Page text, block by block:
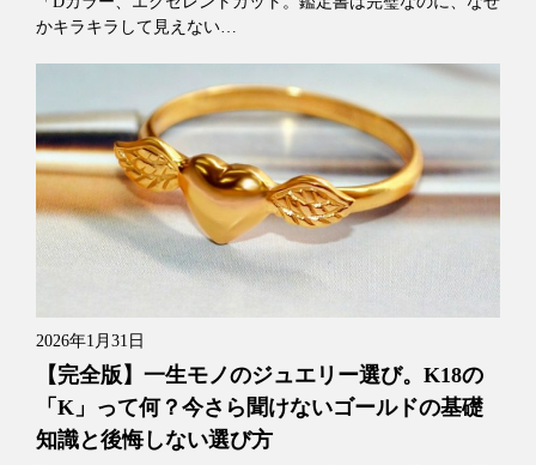
かキラキラして見えない…
2026年1月31日
【完全版】一生モノのジュエリー選び。K18の
「K」って何？今さら聞けないゴールドの基礎
知識と後悔しない選び方